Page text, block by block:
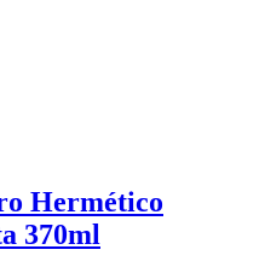
Hermético
370ml